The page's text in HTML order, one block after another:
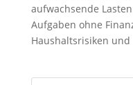
aufwachsende
Aufgaben ohne
Haushaltsrisiken